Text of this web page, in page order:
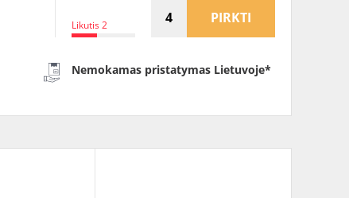
Likutis 2 PIRKTI
Nemokamas pristatymas Lietuvoje*